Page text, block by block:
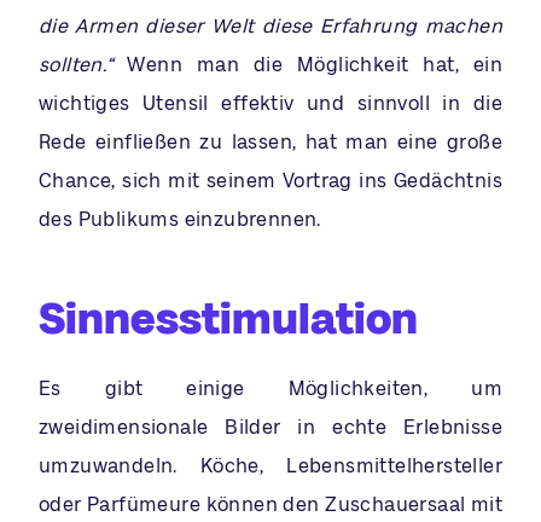
die Armen dieser Welt diese Erfahrung machen
sollten.“Wenn man die Möglichkeit hat, ein
wichtiges Utensil effektiv und sinnvoll in die
Rede einfließen zu lassen, hat man eine große
Chance, sich mit seinem Vortrag ins Gedächtnis
des Publikums einzubrennen.
Sinnesstimulation
Es gibt einige Möglichkeiten, um
zweidimensionale Bilder in echte Erlebnisse
umzuwandeln. Köche, Lebensmittelhersteller
oder Parfümeure können den Zuschauersaal mit